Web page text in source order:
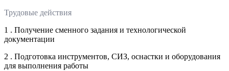
Трудовые действия
1 . Получение сменного задания и технологической
документации
2 . Подготовка инструментов, СИЗ, оснастки и оборудования
для выполнения работы